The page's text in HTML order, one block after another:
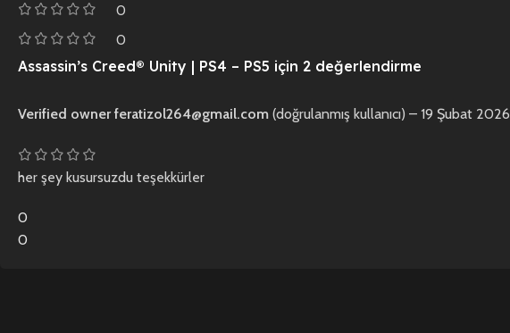
0
0
Assassin’s Creed® Unity | PS4 – PS5 için 2 değerlendirme
Verified ownerferatizol264@gmail.com (doğrulanmış kullanıcı) – 19 Şubat 2026
her şey kusursuzdu teşekkürler
0
0